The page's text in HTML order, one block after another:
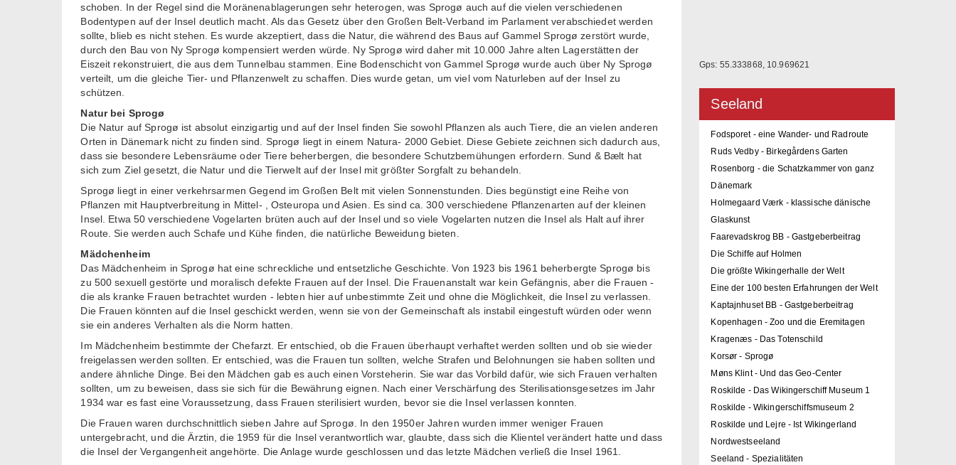
schoben. In der Regel sind die Moränenablagerungen sehr heterogen, was Sprogø auch auf die vielen verschiedenen
Bodentypen auf der Insel deutlich macht. Als das Gesetz über den Großen Belt-Verband im Parlament verabschiedet werden
sollte, blieb es nicht stehen. Es wurde akzeptiert, dass die Natur, die während des Baus auf Gammel Sprogø zerstört wurde,
durch den Bau von Ny Sprogø kompensiert werden würde. Ny Sprogø wird daher mit 10.000 Jahre alten Lagerstätten der
Eiszeit rekonstruiert, die aus dem Tunnelbau stammen. Eine Bodenschicht von Gammel Sprogø wurde auch über Ny Sprogø
verteilt, um die gleiche Tier- und Pflanzenwelt zu schaffen. Dies wurde getan, um viel vom Naturleben auf der Insel zu
schützen.
Natur bei Sprogø
Die Natur auf Sprogø ist absolut einzigartig und auf der Insel finden Sie sowohl Pflanzen als auch Tiere, die an vielen anderen
Orten in Dänemark nicht zu finden sind. Sprogø liegt in einem Natura- 2000 Gebiet. Diese Gebiete zeichnen sich dadurch aus,
dass sie besondere Lebensräume oder Tiere beherbergen, die besondere Schutzbemühungen erfordern. Sund & Bælt hat
sich zum Ziel gesetzt, die Natur und die Tierwelt auf der Insel mit größter Sorgfalt zu behandeln.
Sprogø liegt in einer verkehrsarmen Gegend im Großen Belt mit vielen Sonnenstunden. Dies begünstigt eine Reihe von
Pflanzen mit Hauptverbreitung in Mittel- , Osteuropa und Asien. Es sind ca. 300 verschiedene Pflanzenarten auf der kleinen
Insel. Etwa 50 verschiedene Vogelarten brüten auch auf der Insel und so viele Vogelarten nutzen die Insel als Halt auf ihrer
Route. Sie werden auch Schafe und Kühe finden, die natürliche Beweidung bieten.
Mädchenheim
Das Mädchenheim in Sprogø hat eine schreckliche und entsetzliche Geschichte. Von 1923 bis 1961 beherbergte Sprogø bis
zu 500 sexuell gestörte und moralisch defekte Frauen auf der Insel. Die Frauenanstalt war kein Gefängnis, aber die Frauen -
die als kranke Frauen betrachtet wurden - lebten hier auf unbestimmte Zeit und ohne die Möglichkeit, die Insel zu verlassen.
Die Frauen könnten auf die Insel geschickt werden, wenn sie von der Gemeinschaft als instabil eingestuft würden oder wenn
sie ein anderes Verhalten als die Norm hatten.
Im Mädchenheim bestimmte der Chefarzt. Er entschied, ob die Frauen überhaupt verhaftet werden sollten und ob sie wieder
freigelassen werden sollten. Er entschied, was die Frauen tun sollten, welche Strafen und Belohnungen sie haben sollten und
andere ähnliche Dinge. Bei den Mädchen gab es auch einen Vorsteherin. Sie war das Vorbild dafür, wie sich Frauen verhalten
sollten, um zu beweisen, dass sie sich für die Bewährung eignen. Nach einer Verschärfung des Sterilisationsgesetzes im Jahr
1934 war es fast eine Voraussetzung, dass Frauen sterilisiert wurden, bevor sie die Insel verlassen konnten.
Die Frauen waren durchschnittlich sieben Jahre auf Sprogø. In den 1950er Jahren wurden immer weniger Frauen
untergebracht, und die Ärztin, die 1959 für die Insel verantwortlich war, glaubte, dass sich die Klientel verändert hatte und dass
die Insel der Vergangenheit angehörte. Die Anlage wurde geschlossen und das letzte Mädchen verließ die Insel 1961.
Gps: 55.333868, 10.969621
Seeland
Fodsporet - eine Wander- und Radroute
Ruds Vedby - Birkegårdens Garten
Rosenborg - die Schatzkammer von ganz
Dänemark
Holmegaard Værk - klassische dänische
Glaskunst
Faarevadskrog BB - Gastgeberbeitrag
Die Schiffe auf Holmen
Die größte Wikingerhalle der Welt
Eine der 100 besten Erfahrungen der Welt
Kaptajnhuset BB - Gastgeberbeitrag
Kopenhagen - Zoo und die Eremitagen
Kragenæs - Das Totenschild
Korsør - Sprogø
Møns Klint - Und das Geo-Center
Roskilde - Das Wikingerschiff Museum 1
Roskilde - Wikingerschiffsmuseum 2
Roskilde und Lejre - Ist Wikingerland
Nordwestseeland
Seeland - Spezialitäten